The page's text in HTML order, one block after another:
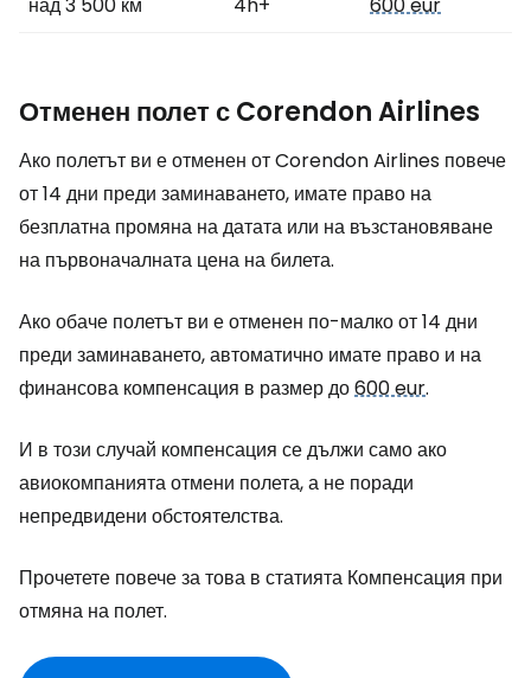
Отменен полет с Corendon Airlines
Ако полетът ви е отменен от Corendon Airlines повече
от 14 дни преди заминаването, имате право на
безплатна промяна на датата или на възстановяване
на първоначалната цена на билета.
Ако обаче полетът ви е отменен по-малко от 14 дни
преди заминаването, автоматично имате право и на
финансова компенсация в размер до600 eur.
И в този случай компенсация се дължи само ако
авиокомпанията отмени полета, а не поради
непредвидени обстоятелства.
Прочетете повече за това в статията Компенсация при
отмяна на полет.